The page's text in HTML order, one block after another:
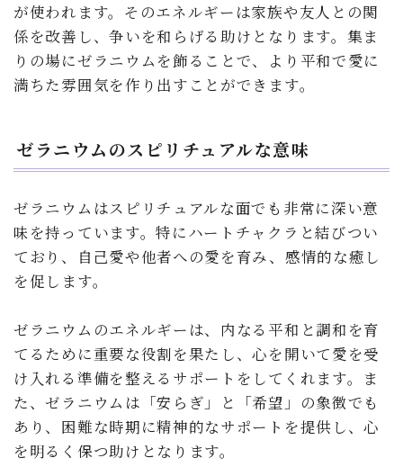
が使われます。そのエネルギーは家族や友人との関
係を改善し、争いを和らげる助けとなります。集ま
りの場にゼラニウムを飾ることで、より平和で愛に
満ちた雰囲気を作り出すことができます。
ゼラニウムのスピリチュアルな意味
ゼラニウムはスピリチュアルな面でも非常に深い意
味を持っています。特にハートチャクラと結びつい
ており、自己愛や他者への愛を育み、感情的な癒し
を促します。
ゼラニウムのエネルギーは、内なる平和と調和を育
てるために重要な役割を果たし、心を開いて愛を受
け入れる準備を整えるサポートをしてくれます。ま
た、ゼラニウムは「安らぎ」と「希望」の象徴でも
あり、困難な時期に精神的なサポートを提供し、心
を明るく保つ助けとなります。